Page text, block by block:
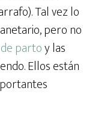
Tal vez lo
pero no
partoy las
Ellos están